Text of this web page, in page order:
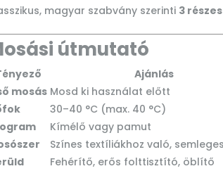
magyar szabvány szerinti 3
útmutató
Ajánlás
mosás Mosd ki használat előtt
30–40 °C (max. 40 °C)
Kímélő vagy pamut
Színes textíliákhoz való,
Fehérítő, erős folttisztító, öblítő